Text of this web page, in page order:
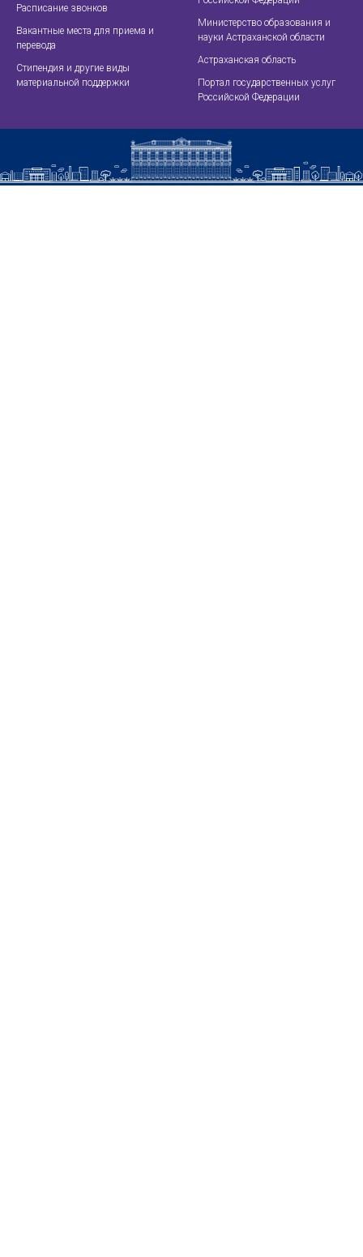
Расписание звонков
Вакантные места для приема и
перевода
Стипендия и другие виды
материальной поддержки
Министерство образования и
науки Астраханской области
Астраханская область
Портал государственных услуг
Российской Федерации